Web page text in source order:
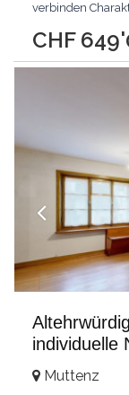
CHF
verbinden
DachPasst
spektakuläres
individuelle
Muttenz